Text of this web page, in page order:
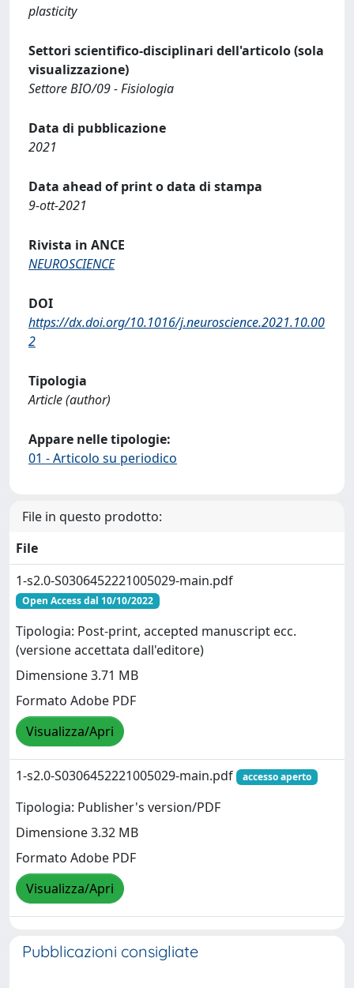
plasticity
Settori scientifico-disciplinari dell'articolo (sola
visualizzazione)
Settore BIO/09 - Fisiologia
Data di pubblicazione
2021
Data ahead of print o data di stampa
9-ott-2021
Rivista in ANCE
NEUROSCIENCE
DOI
https://dx.doi.org/10.1016/j.neuroscience.2021.10.00
2
Tipologia
Article (author)
Appare nelle tipologie:
01 - Articolo su periodico
File in questo prodotto:
File
1-s2.0-S0306452221005029-main.pdf
Open Access dal 10/10/2022
Tipologia: Post-print, accepted manuscript ecc.
(versione accettata dall'editore)
Dimensione 3.71 MB
Formato Adobe PDF
Visualizza/Apri
1-s2.0-S0306452221005029-main.pdf accesso aperto
Tipologia: Publisher's version/PDF
Dimensione 3.32 MB
Formato Adobe PDF
Visualizza/Apri
Pubblicazioni consigliate